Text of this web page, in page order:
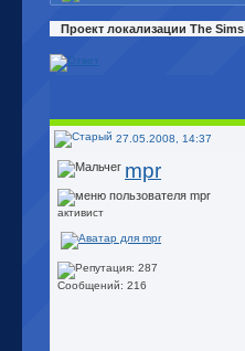
Проект локализации The Sims
27.05.2008, 14:37
mpr
активист
Сообщений: 216